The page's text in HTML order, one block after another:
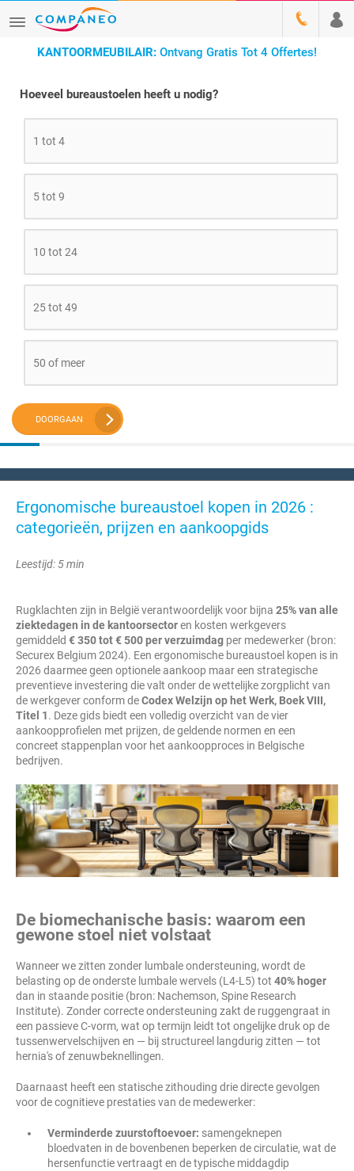
KANTOORMEUBILAIR: Ontvang Gratis Tot 4 Offertes!
Hoeveel bureaustoelen heeft u nodig?
1 tot 4
5 tot 9
10 tot 24
25 tot 49
50 of meer
DOORGAAN
Ergonomische bureaustoel kopen in 2026 :
categorieën, prijzen en aankoopgids
Leestijd: 5 min
Rugklachten zijn in België verantwoordelijk voor bijna 25% van alle
ziektedagen in de kantoorsectoren kosten werkgevers
gemiddeld € 350 tot € 500 per verzuimdag per medewerker (bron:
Securex Belgium 2024). Een ergonomische bureaustoel kopen is in
2026 daarmee geen optionele aankoop maar een strategische
preventieve investering die valt onder de wettelijke zorgplicht van
de werkgever conform deCodex Welzijn op het Werk, Boek VIII,
Titel 1. Deze gids biedt een volledig overzicht van de vier
aankoopprofielen met prijzen, de geldende normen en een
concreet stappenplan voor het aankoopproces in Belgische
bedrijven.
De biomechanische basis: waarom een
gewone stoel niet volstaat
Wanneer we zitten zonder lumbale ondersteuning, wordt de
belasting op de onderste lumbale wervels (L4-L5) tot 40% hoger
dan in staande positie (bron: Nachemson, Spine Research
Institute). Zonder correcte ondersteuning zakt de ruggengraat in
een passieve C-vorm, wat op termijn leidt tot ongelijke druk op de
tussenwervelschijven en — bij structureel langdurig zitten — tot
hernia's of zenuwbeknellingen.
Daarnaast heeft een statische zithouding drie directe gevolgen
voor de cognitieve prestaties van de medewerker:
Verminderde zuurstoftoevoer: samengeknepen
bloedvaten in de bovenbenen beperken de circulatie, wat de
hersenfunctie vertraagt en de typische middagdip